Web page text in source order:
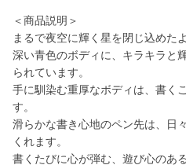
＜商品説明＞
まるで夜空に輝く星を閉じ込めた
深い青色のボディに、キラキラと
られています。
手に馴染む重厚なボディは、書く
す。
滑らかな書き心地のペン先は、日
くれます。
書くたびに心が弾む、遊び心のあ